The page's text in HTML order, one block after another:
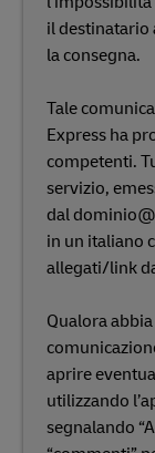
il destinatario
la consegna.
Tale
Express ha
competenti.
servizio,
dal
in un italiano
allegati/link
Qualora
aprire
utilizzando
segnalando